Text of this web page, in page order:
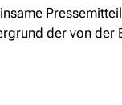
der von der